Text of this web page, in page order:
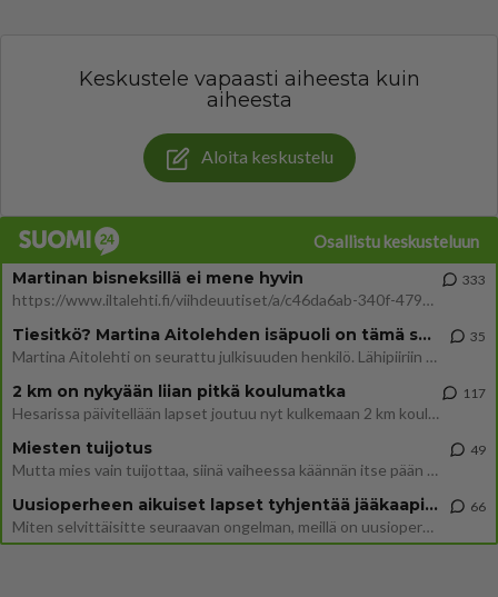
Keskustele vapaasti aiheesta kuin
aiheesta
Aloita keskustelu
Osallistu keskusteluun
Martinan bisneksillä ei mene hyvin
https://www.iltalehti.fi/viihdeuutiset/a/c46da6ab-340f-4790-aaa7-0865eed2336 Yrityksen konkurssihakemus on tullut kärä
333
Tiesitkö? Martina Aitolehden isäpuoli on tämä suosittu laulaja
Martina Aitolehti on seurattu julkisuuden henkilö. Lähipiiriin mahtuu muitakin tunnettuja henkilöitä. Tiesitkö, että Ma
35
2 km on nykyään liian pitkä koulumatka
Hesarissa päivitellään lapset joutuu nyt kulkemaan 2 km kouluun jösses. Ruostefillarilla tuo matka menee vaikka miten äk
117
Miesten tuijotus
Mutta mies vain tuijottaa, siinä vaiheessa käännän itse pään pois. Mikä juttu? Yleensä jos joku tuijottaa tai katsoo, hä
49
Uusioperheen aikuiset lapset tyhjentää jääkaapin käydessään
Miten selvittäisitte seuraavan ongelman, meillä on uusioperhe, minulla teini-ikäiset lapset ja puolisolla aikuiset, jotk
66